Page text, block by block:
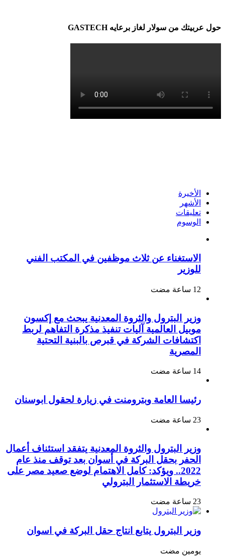
حول عربيتك من سولار لغاز برعايه GASTECH
الأخيرة
الأشهر
تعليقات
الوسوم
الاستغناء عن ثلاث موظفين في المكتب الفني
للوزير
وزير البترول والثروة المعدنية يبحث مع إكسون
موبيل العالمية آليات تنفيذ مذكرة التفاهم لربط
اكتشافات الشركة في قبرص بالبنية التحتية
المصرية
رئيسا العامة وبترومنت في زيارة لحقول ابوسنان
وزير البترول والثروة المعدنية يتفقد استئناف أعمال
الحفر بحقل البركة في أسوان بعد توقف منذ عام
2022.. ويؤكد: كامل الاهتمام لوضع صعيد مصر على
خريطة الاستثمار البترولي
وزير البترول يتابع انتاج حقل البركة في اسوان
‏يومين مضت